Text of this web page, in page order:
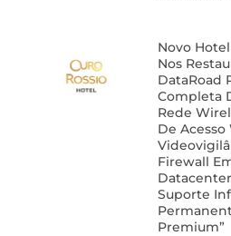
Novo
Nos
DataRoad
Completa
Rede
De Acesso
Firewall
Suporte
Premium”